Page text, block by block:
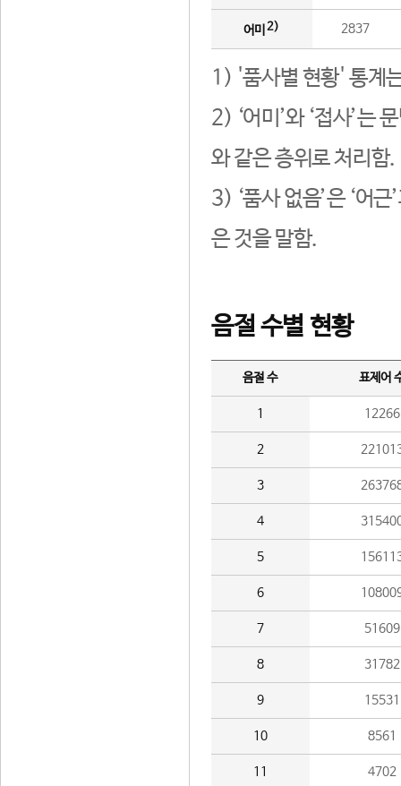
어미 2) 2837
1) '품사별 현황' 통계
2) ‘어미’와 ‘접사’는
와 같은 층위로 처리함.
3) ‘품사 없음’은 ‘어
은 것을 말함.
음절 수별 현황
음절 수 표제어
1 12266
2
3
4
5
6
7 51609
8 31782
9 15531
10 8561
11 4702